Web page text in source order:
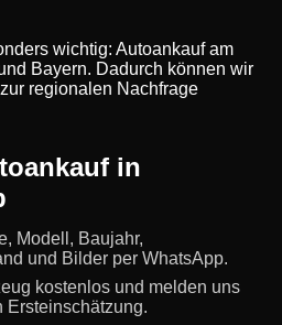
wichtig: Autoankauf am
Bayern. Dadurch können wir
regionalen Nachfrage
in
Modell, Baujahr,
und Bilder per WhatsApp.
kostenlos und melden uns
Ersteinschätzung.